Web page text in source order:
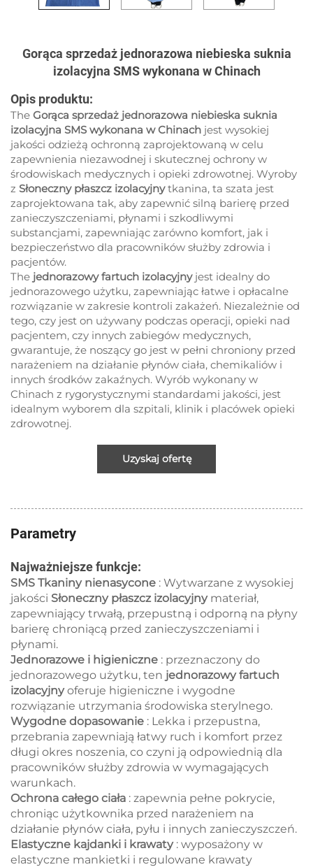
Gorąca sprzedaż jednorazowa niebieska suknia
izolacyjna SMS wykonana w Chinach
Opis produktu:
The Gorąca sprzedaż jednorazowa niebieska suknia
izolacyjna SMS wykonana w Chinach jest wysokiej
jakości odzieżą ochronną zaprojektowaną w celu
zapewnienia niezawodnej i skutecznej ochrony w
środowiskach medycznych i opieki zdrowotnej. Wyroby
z Słoneczny płaszcz izolacyjnytkanina, ta szata jest
zaprojektowana tak, aby zapewnić silną barierę przed
zanieczyszczeniami, płynami i szkodliwymi
substancjami, zapewniając zarówno komfort, jak i
bezpieczeństwo dla pracowników służby zdrowia i
pacjentów.
The jednorazowy fartuch izolacyjny jest idealny do
jednorazowego użytku, zapewniając łatwe i opłacalne
rozwiązanie w zakresie kontroli zakażeń. Niezależnie od
tego, czy jest on używany podczas operacji, opieki nad
pacjentem, czy innych zabiegów medycznych,
gwarantuje, że noszący go jest w pełni chroniony przed
narażeniem na działanie płynów ciała, chemikaliów i
innych środków zakaźnych. Wyrób wykonany w
Chinach z rygorystycznymi standardami jakości, jest
idealnym wyborem dla szpitali, klinik i placówek opieki
zdrowotnej.
Uzyskaj ofertę
Parametry
Najważniejsze funkcje:
SMS Tkaniny nienasycone : Wytwarzane z wysokiej
jakości Słoneczny płaszcz izolacyjny materiał,
zapewniający trwałą, przepustną i odporną na płyny
barierę chroniącą przed zanieczyszczeniami i
płynami.
Jednorazowe i higieniczne : przeznaczony do
jednorazowego użytku, ten jednorazowy fartuch
izolacyjnyoferuje higieniczne i wygodne
rozwiązanie utrzymania środowiska sterylnego.
Wygodne dopasowanie : Lekka i przepustna,
przebrania zapewniają łatwy ruch i komfort przez
długi okres noszenia, co czyni ją odpowiednią dla
pracowników służby zdrowia w wymagających
warunkach.
Ochrona całego ciała : zapewnia pełne pokrycie,
chroniąc użytkownika przed narażeniem na
działanie płynów ciała, pyłu i innych zanieczyszczeń.
Elastyczne kajdanki i krawaty : wyposażony w
elastyczne mankietki i regulowane krawaty